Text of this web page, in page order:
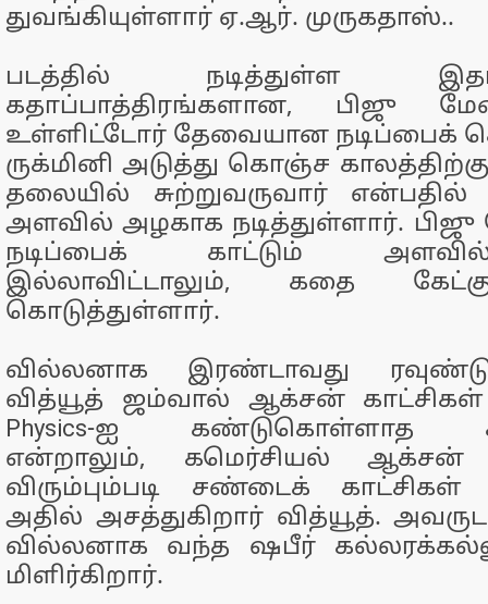
துவங்கியுள்ளார் ஏ.ஆர். முருகதாஸ்..
படத்தில் நடித்துள்ள
கதாப்பாத்திரங்களான, பிஜு
உள்ளிட்டோர் தேவையான நடிப்பைக்
ருக்மினி அடுத்து கொஞ்ச
தலையில் சுற்றுவருவார் என்பதில்
அளவில் அழகாக நடித்துள்ளார். பிஜு
நடிப்பைக் காட்டும்
இல்லாவிட்டாலும், கதை
கொடுத்துள்ளார்.
வில்லனாக இரண்டாவது ரவுண்டு
வித்யூத் ஜம்வால் ஆக்சன் காட்சிகள்
Physics-ஐ கண்டுகொள்ளாத
என்றாலும், கமெர்சியல் ஆக்சன்
விரும்பும்படி சண்டைக் காட்சிகள்
அதில் அசத்துகிறார் வித்யூத்.
வில்லனாக வந்த ஷபீர்
மிளிர்கிறார்.